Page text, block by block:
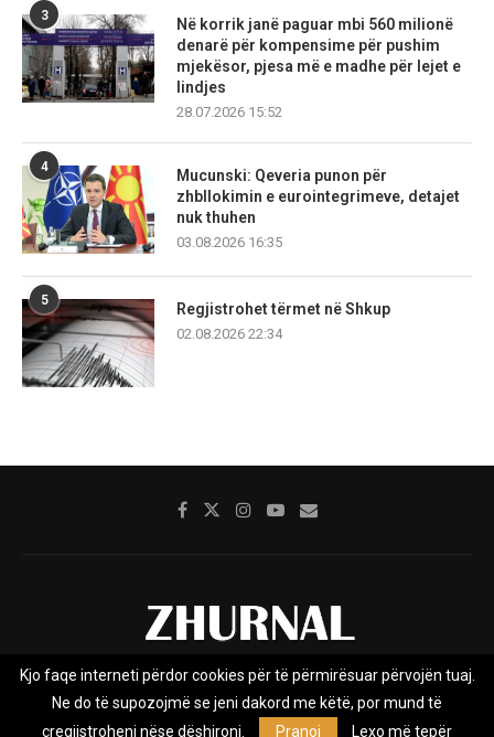
3
Në korrik janë paguar mbi 560 milionë
denarë për kompensime për pushim
mjekësor, pjesa më e madhe për lejet e
lindjes
28.07.2026 15:52
4
Mucunski: Qeveria punon për
zhbllokimin e eurointegrimeve, detajet
nuk thuhen
03.08.2026 16:35
5
Regjistrohet tërmet në Shkup
02.08.2026 22:34
Rreth nesh Impresumi Marketing
Kontakt
Privacy Policy
Kjo faqe interneti përdor cookies për të përmirësuar përvojën tuaj.
Ne do të supozojmë se jeni dakord me këtë, por mund të
çregjistroheni nëse dëshironi.
Pranoj Lexo më tepër